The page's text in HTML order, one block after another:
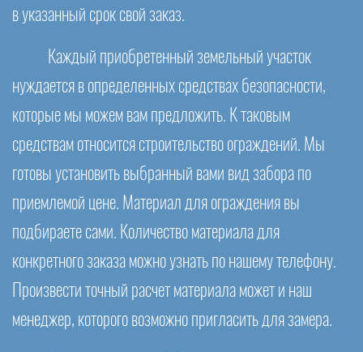
в указанный срок свой заказ.
Каждый приобретенный земельный участок
нуждается в определенных средствах безопасности,
которые мы можем вам предложить. К таковым
средствам относится строительство ограждений. Мы
готовы установить выбранный вами вид забора по
приемлемой цене. Материал для ограждения вы
подбираете сами. Количество материала для
конкретного заказа можно узнать по нашему телефону.
Произвести точный расчет материала может и наш
менеджер, которого возможно пригласить для замера.